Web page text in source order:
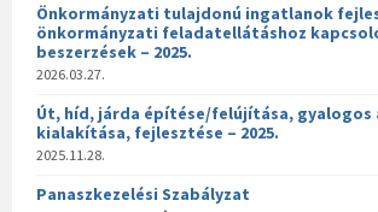
Önkormányzati tulajdonú ingatlanok
önkormányzati feladatellátáshoz
beszerzések – 2025.
2026.03.27.
Út, híd, járda építése/felújítása, gyalogos
kialakítása, fejlesztése – 2025.
2025.11.28.
Panaszkezelési Szabályzat